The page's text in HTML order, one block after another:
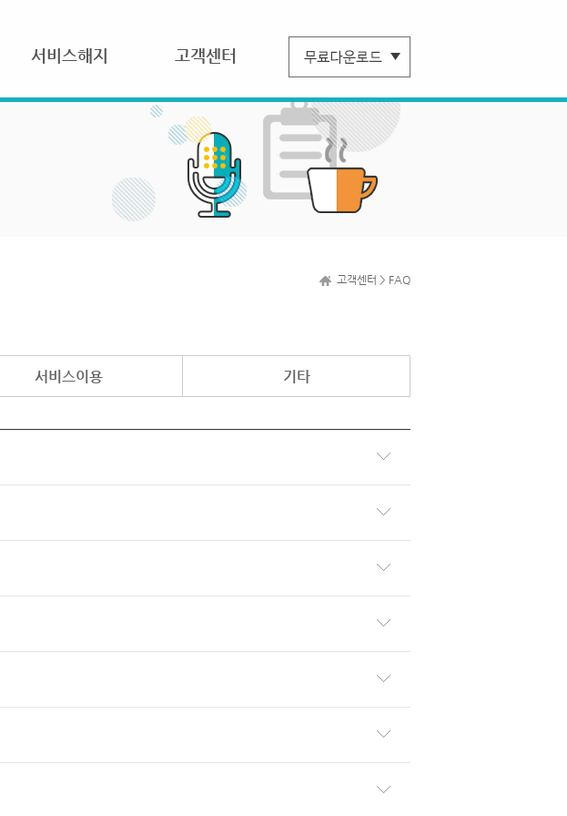
서비스해지 고객센터
고객센터 > FAQ
서비스이용 기타